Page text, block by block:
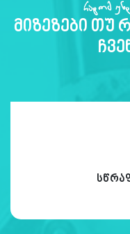
რატომ
მიზეზები თუ